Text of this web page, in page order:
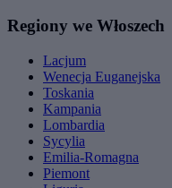
Regiony we Włoszech
Lacjum
Wenecja Euganejska
Toskania
Kampania
Lombardia
Sycylia
Emilia-Romagna
Piemont